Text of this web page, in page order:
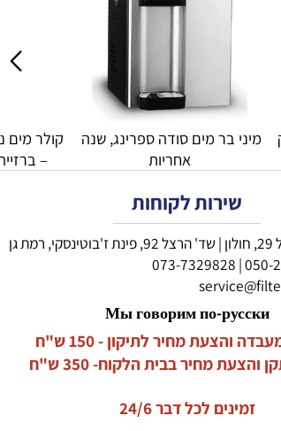
שירות לקוחות
|
073-7329828
Мы говорим по-русски
והצעת מחיר לתיקון - 150 ש"ח